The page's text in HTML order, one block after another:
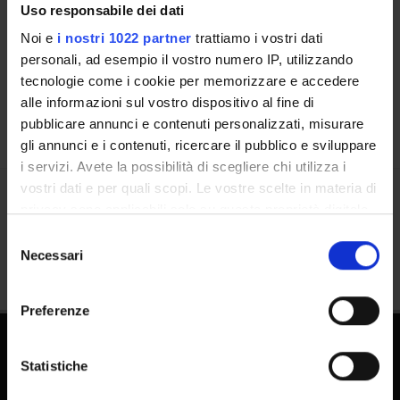
Uso responsabile dei dati
Noi e i nostri 1022 partner trattiamo i vostri dati
personali, ad esempio il vostro numero IP, utilizzando
tecnologie come i cookie per memorizzare e accedere
alle informazioni sul vostro dispositivo al fine di
pubblicare annunci e contenuti personalizzati, misurare
gli annunci e i contenuti, ricercare il pubblico e sviluppare
i servizi. Avete la possibilità di scegliere chi utilizza i
vostri dati e per quali scopi. Le vostre scelte in materia di
modificare o revocare il proprio consenso in qualsiasi
momento dalla Dichiarazione sui cookie o facendo clic
raccogliere informazioni sulla tua posizione
geografica, con un'approssimazione di qualche
delNecessari
Preferenze
Statistiche
People
Places
Calendar
Share